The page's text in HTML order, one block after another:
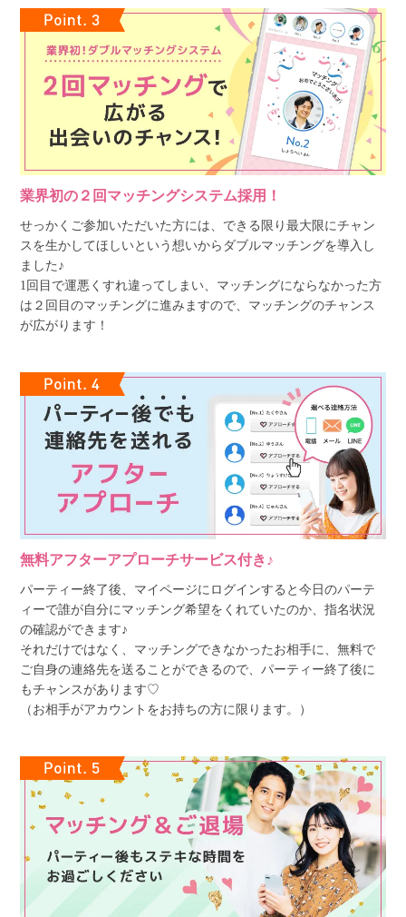
業界初の２回マッチングシステム採用！
せっかくご参加いただいた方には、できる限り最大限にチャン
スを生かしてほしいという想いからダブルマッチングを導入し
ました♪
1回目で運悪くすれ違ってしまい、マッチングにならなかった方
は２回目のマッチングに進みますので、マッチングのチャンス
が広がります！
無料アフターアプローチサービス付き♪
パーティー終了後、マイページにログインすると今日のパーテ
ィーで誰が自分にマッチング希望をくれていたのか、指名状況
の確認ができます♪
それだけではなく、マッチングできなかったお相手に、無料で
ご自身の連絡先を送ることができるので、パーティー終了後に
もチャンスがあります♡
（お相手がアカウントをお持ちの方に限ります。）